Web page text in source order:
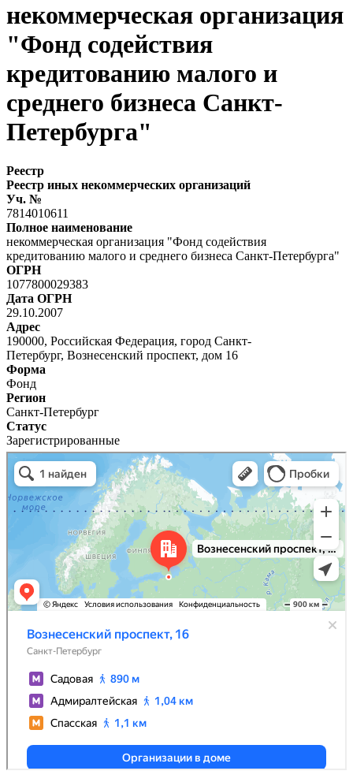
некоммерческая организация
"Фонд содействия
кредитованию малого и
среднего бизнеса Санкт-
Петербурга"
Реестр
Реестр иных некоммерческих организаций
Уч. №
7814010611
Полное наименование
некоммерческая организация "Фонд содействия
кредитованию малого и среднего бизнеса Санкт-Петербурга"
ОГРН
1077800029383
Дата ОГРН
29.10.2007
Адрес
190000, Российская Федерация, город Санкт-
Петербург, Вознесенский проспект, дом 16
Форма
Фонд
Регион
Санкт-Петербург
Статус
Зарегистрированные